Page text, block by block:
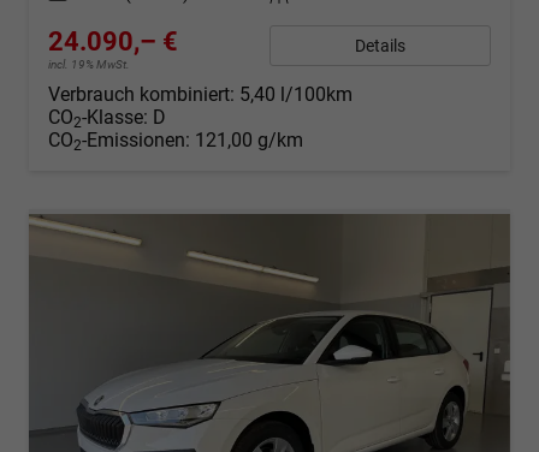
24.090,– €
incl. 19% MwSt.
Details
Verbrauch kombiniert: 5,40 l/100km
CO2-Klasse: D
CO2-Emissionen: 121,00 g/km